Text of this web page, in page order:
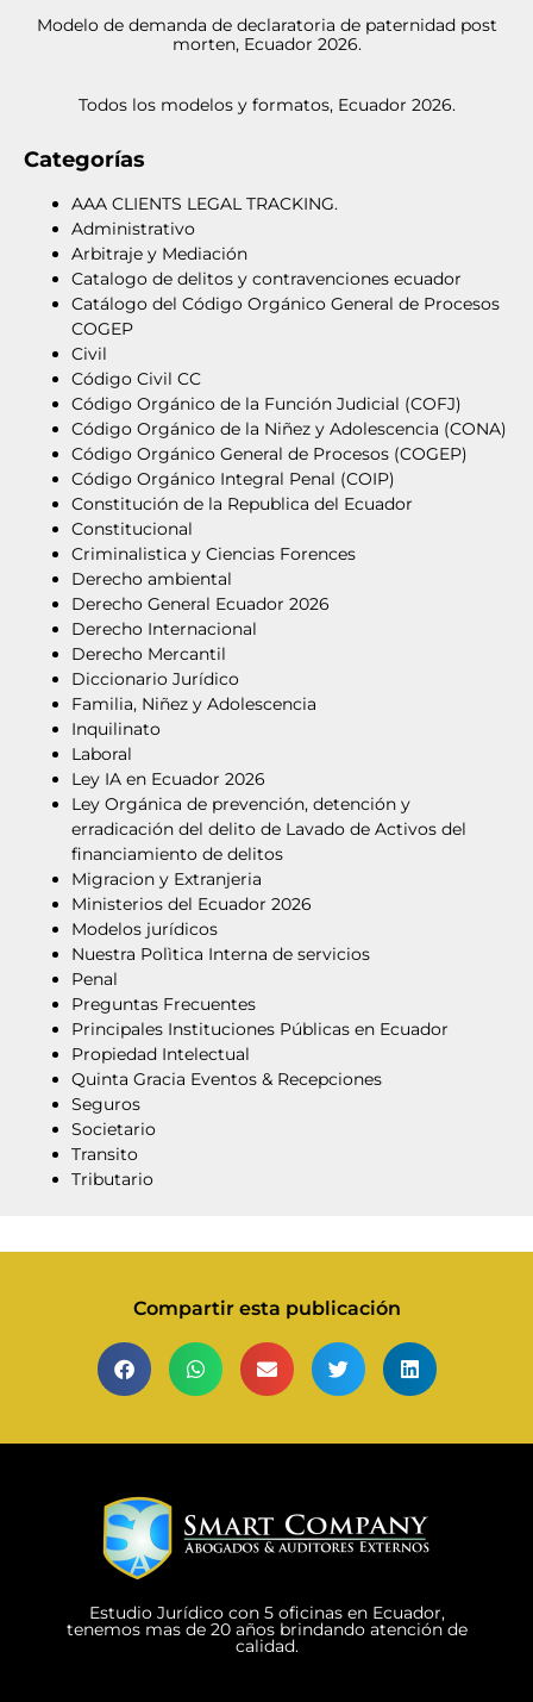
Modelo de demanda de declaratoria de paternidad post
morten, Ecuador 2026.
Todos los modelos y formatos, Ecuador 2026.
Categorías
AAA CLIENTS LEGAL TRACKING.
Administrativo
Arbitraje y Mediación
Catalogo de delitos y contravenciones ecuador
Catálogo del Código Orgánico General de Procesos
COGEP
Civil
Código Civil CC
Código Orgánico de la Función Judicial (COFJ)
Código Orgánico de la Niñez y Adolescencia (CONA)
Código Orgánico General de Procesos (COGEP)
Código Orgánico Integral Penal (COIP)
Constitución de la Republica del Ecuador
Constitucional
Criminalistica y Ciencias Forences
Derecho ambiental
Derecho General Ecuador 2026
Derecho Internacional
Derecho Mercantil
Diccionario Jurídico
Familia, Niñez y Adolescencia
Inquilinato
Laboral
Ley IA en Ecuador 2026
Ley Orgánica de prevención, detención y
erradicación del delito de Lavado de Activos del
financiamiento de delitos
Migracion y Extranjeria
Ministerios del Ecuador 2026
Modelos jurídicos
Nuestra Polìtica Interna de servicios
Penal
Preguntas Frecuentes
Principales Instituciones Públicas en Ecuador
Propiedad Intelectual
Quinta Gracia Eventos & Recepciones
Seguros
Societario
Transito
Tributario
Compartir esta publicación
Estudio Jurídico con 5 oficinas en Ecuador,
tenemos mas de 20 años brindando atención de
calidad.